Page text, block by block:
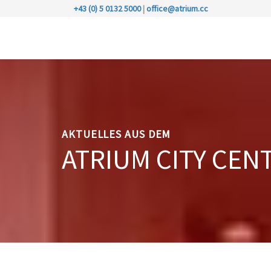
+43 (0) 5 0132 5000|office@atrium.cc
AKTUELLES AUS DEM
ATRIUM CITY